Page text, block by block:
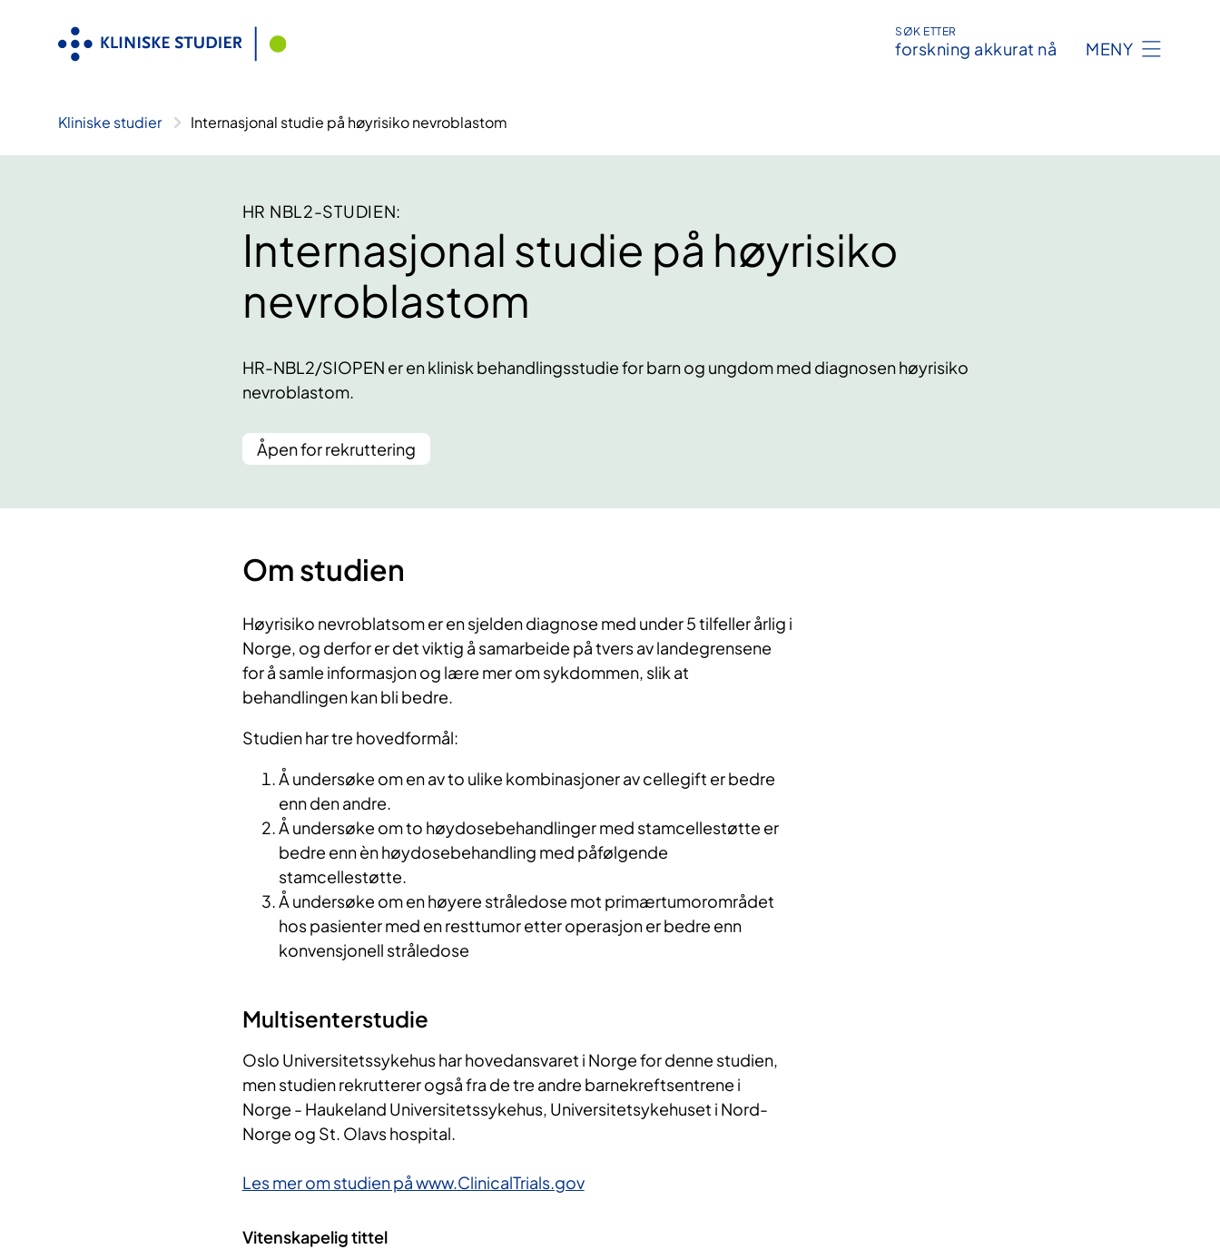
SØK ETTER
forskning akkurat nå MENY
Kliniske studier Internasjonal studie på høyrisiko nevroblastom
HR NBL2-STUDIEN:
Internasjonal studie på høyrisiko
nevroblastom
HR-NBL2/SIOPEN er en klinisk behandlingsstudie for barn og ungdom med diagnosen høyrisiko
nevroblastom.
Åpen for rekruttering
Om studien
Høyrisiko nevroblatsom er en sjelden diagnose med under 5 tilfeller årlig i
Norge, og derfor er det viktig å samarbeide på tvers av landegrensene
for å samle informasjon og lære mer om sykdommen, slik at
behandlingen kan bli bedre.
Studien har tre hovedformål:
Å undersøke om en av to ulike kombinasjoner av cellegift er bedre
enn den andre.
Å undersøke om to høydosebehandlinger med stamcellestøtte er
bedre enn èn høydosebehandling med påfølgende
stamcellestøtte.
Å undersøke om en høyere stråledose mot primærtumorområdet
hos pasienter med en resttumor etter operasjon er bedre enn
konvensjonell stråledose
Multisenterstudie
Oslo Universitetssykehus har hovedansvaret i Norge for denne studien,
men studien rekrutterer også fra de tre andre barnekreftsentrene i
Norge - Haukeland Universitetssykehus, Universitetsykehuset i Nord-
Norge og St. Olavs hospital.
Les mer om studien på www.ClinicalTrials.gov
Vitenskapelig tittel